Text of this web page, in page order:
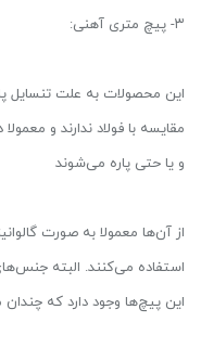
۳- پیچ متری آهنی:
این محصولات به علت تنسایل
مقایسه با فولاد ندارند و
و یا حتی پاره می‌شوند
از آن‌ها معمولا به صورت
استفاده می‌کنند. البته
این پیچ‌ها وجود دارد که چندان